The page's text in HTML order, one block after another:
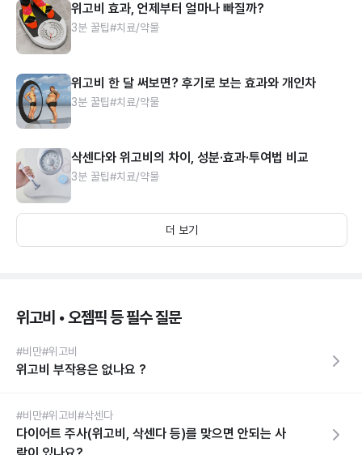
위고비 효과, 언제부터 얼마나 빠질까?
3분 꿀팁#치료/약물
위고비 한 달 써보면? 후기로 보는 효과와 개인차
3분 꿀팁#치료/약물
삭센다와 위고비의 차이, 성분·효과·투여법 비교
3분 꿀팁#치료/약물
더 보기
위고비 • 오젬픽 등 필수 질문
#비만#위고비
위고비 부작용은 없나요 ?
#비만#위고비 #삭센다
다이어트 주사(위고비, 삭센다 등)를 맞으면 안되는 사